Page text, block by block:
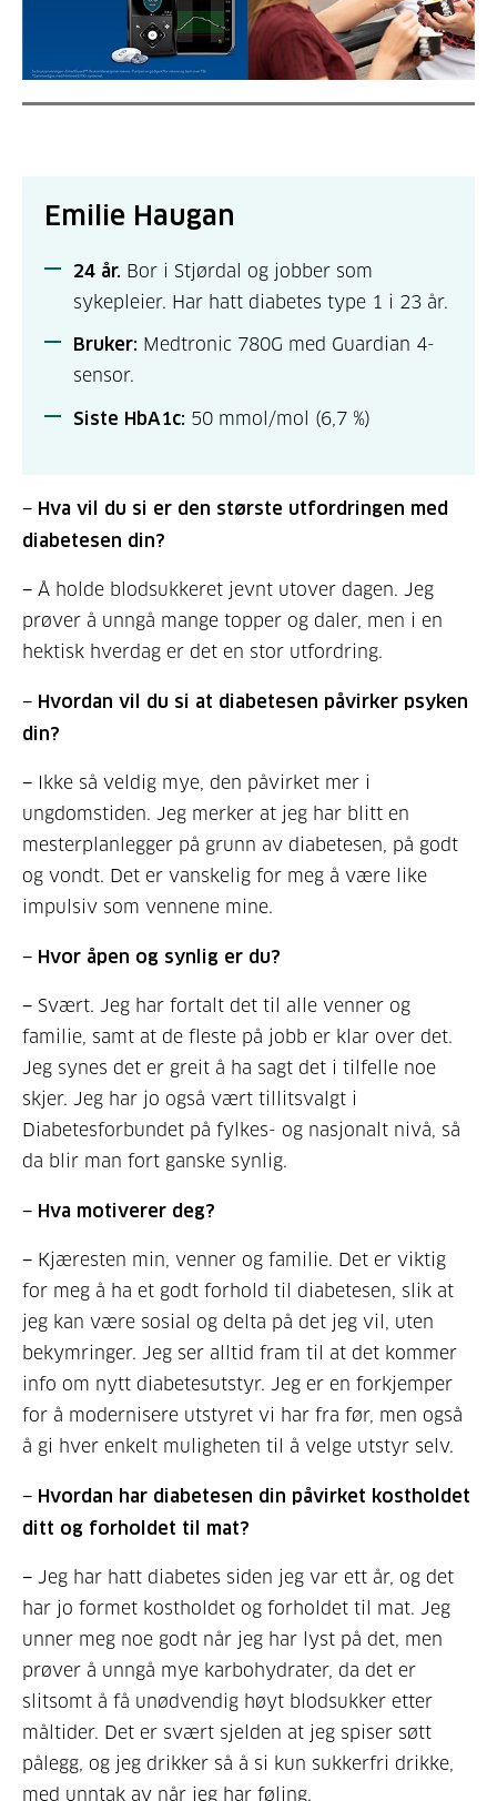
Emilie Haugan
24 år. Bor i Stjørdal og jobber som
sykepleier. Har hatt diabetes type 1 i 23 år.
Bruker: Medtronic 780G med Guardian 4-
sensor.
Siste HbA1c: 50 mmol/mol (6,7 %)
− Hva vil du si er den største utfordringen med
diabetesen din?
− Å holde blodsukkeret jevnt utover dagen. Jeg
prøver å unngå mange topper og daler, men i en
hektisk hverdag er det en stor utfordring.
− Hvordan vil du si at diabetesen påvirker psyken
din?
− Ikke så veldig mye, den påvirket mer i
ungdomstiden. Jeg merker at jeg har blitt en
mesterplanlegger på grunn av diabetesen, på godt
og vondt. Det er vanskelig for meg å være like
impulsiv som vennene mine.
− Hvor åpen og synlig er du?
− Svært. Jeg har fortalt det til alle venner og
familie, samt at de fleste på jobb er klar over det.
Jeg synes det er greit å ha sagt det i tilfelle noe
skjer. Jeg har jo også vært tillitsvalgt i
Diabetesforbundet på fylkes- og nasjonalt nivå, så
da blir man fort ganske synlig.
− Hva motiverer deg?
− Kjæresten min, venner og familie. Det er viktig
for meg å ha et godt forhold til diabetesen, slik at
jeg kan være sosial og delta på det jeg vil, uten
bekymringer. Jeg ser alltid fram til at det kommer
info om nytt diabetesutstyr. Jeg er en forkjemper
for å modernisere utstyret vi har fra før, men også
å gi hver enkelt muligheten til å velge utstyr selv.
− Hvordan har diabetesen din påvirket kostholdet
ditt og forholdet til mat?
− Jeg har hatt diabetes siden jeg var ett år, og det
har jo formet kostholdet og forholdet til mat. Jeg
unner meg noe godt når jeg har lyst på det, men
prøver å unngå mye karbohydrater, da det er
slitsomt å få unødvendig høyt blodsukker etter
måltider. Det er svært sjelden at jeg spiser søtt
pålegg, og jeg drikker så å si kun sukkerfri drikke,
med unntak av når jeg har føling.